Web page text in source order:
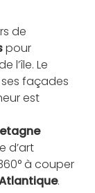
de
pour
l’île. Le
façades
est
d’art
à couper
.